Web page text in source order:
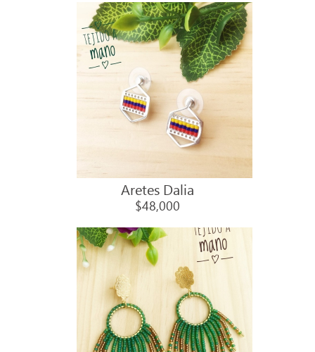
Aretes Dalia
$48,000